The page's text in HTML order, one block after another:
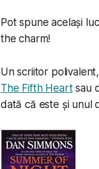
Pot spune același
the charm!
Un scriitor
The Fifth Heartsau
dată că este și unul